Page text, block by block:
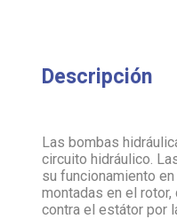
Descripción
Las bombas
circuito hidráulico.
su funcionamiento
montadas en el
contra el estátor por